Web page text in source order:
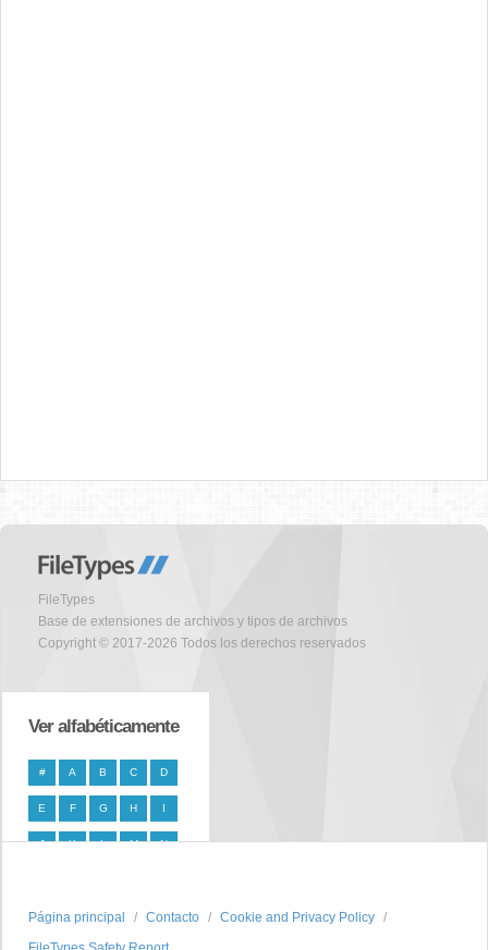
FileTypes
Base de extensiones de archivos y tipos de archivos
Copyright © 2017-2026 Todos los derechos reservados
Ver alfabéticamente
# A B C D
E F G H I
J K L M N
T U V W X
Página principal Contacto
Cookie and Privacy Policy